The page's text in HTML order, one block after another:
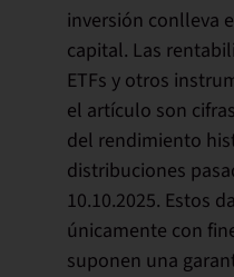
inversión conlleva
capital. Las
ETFs y otros
el artículo son
del rendimiento
distribuciones
10.10.2025. Estos
únicamente con
suponen una